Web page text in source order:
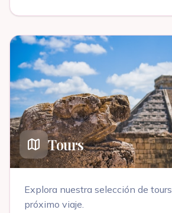
Tours
Explora nuestra selección de tours
próximo viaje.